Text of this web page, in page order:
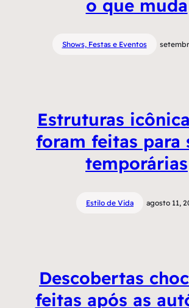
o que muda
Shows, Festas e Eventos
Estruturas
foram feitas para
temporárias
Estilo de Vida agosto 11,
Descobertas
feitas após as